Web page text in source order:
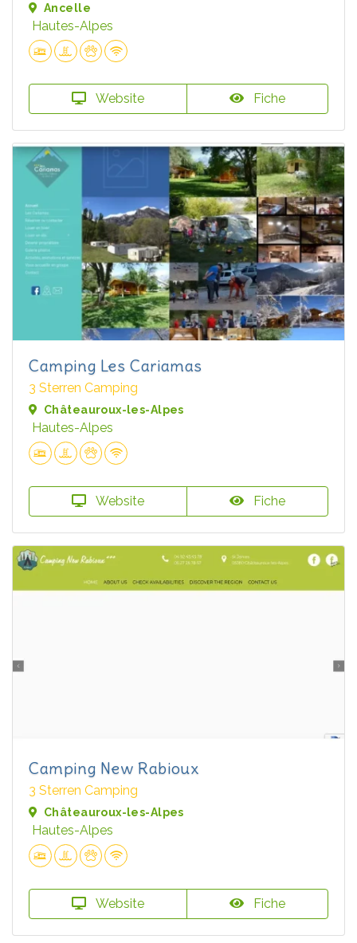
Ancelle
Hautes-Alpes
Website Fiche
Camping Les Cariamas
3 Sterren Camping
Châteauroux-les-Alpes
Hautes-Alpes
Website Fiche
Camping New Rabioux
3 Sterren Camping
Châteauroux-les-Alpes
Hautes-Alpes
Website Fiche